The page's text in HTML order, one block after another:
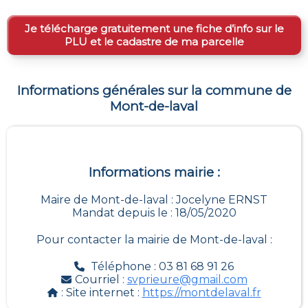
Je télécharge gratuitement une fiche d’info sur le
PLU et le cadastre de ma parcelle
Informations générales sur la commune de
Mont-de-laval
Informations mairie :
Maire de Mont-de-laval : Jocelyne ERNST
Mandat depuis le : 18/05/2020
Pour contacter la mairie de Mont-de-laval :
Téléphone : 03 81 68 91 26
Courriel : svprieure@gmail.com
: Site internet : https://montdelaval.fr